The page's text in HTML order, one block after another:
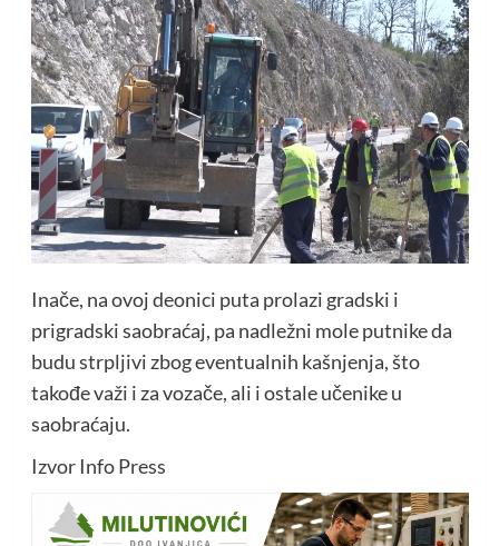
Inače, na ovoj deonici puta prolazi gradski i
prigradski saobraćaj, pa nadležni mole putnike da
budu strpljivi zbog eventualnih kašnjenja, što
takođe važi i za vozače, ali i ostale učenike u
saobraćaju.
Izvor Info Press